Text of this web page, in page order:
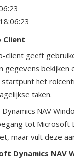
Client
client geeft
gegevens
het
taken.
NAV
tot Microsoft
maar vult deze
Dynamics NAV